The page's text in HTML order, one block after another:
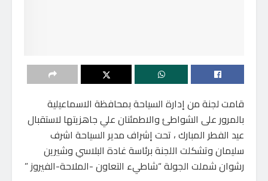
قامت لجنة من إدارة السياحة بمحافظة الاسماعيلية
بالمرور على الشواطئ والاطمئنان علي جاهزيتها لاستقبال
عيد الفطر المبارك ، تحت إشراف مدير السياحة اشرف
سليمان وتشكلت اللجنة برئاسة غادة البلاسي وشيرين
رشوان شملت الجولة “شاطيء التعاون -الملاحة-الفيروز ”